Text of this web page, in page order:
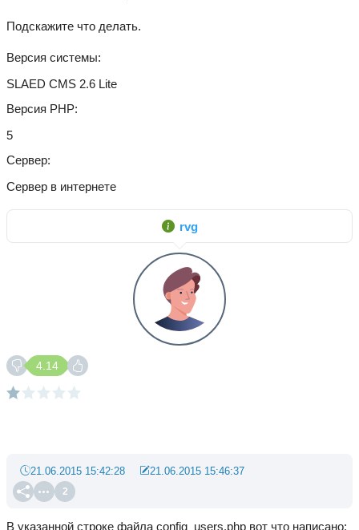
Подскажите что делать.
Версия системы
SLAED CMS 2.6 Lite
Версия PHP
5
Сервер
Сервер в интернете
rvg
4.14
2
21.06.2015 15:42:28 21.06.2015 15:46:37
В указанной строке файла config_users.php вот что написано: